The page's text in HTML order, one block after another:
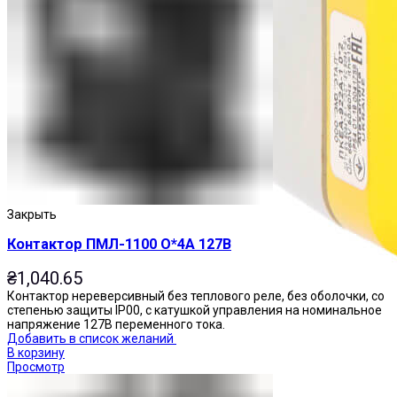
Посты управления
Закрыть
Контактор ПМЛ-1100 О*4А 127В
₴1,040.65
Контактор нереверсивный без теплового реле, без оболочки, со
степенью защиты IP00, с катушкой управления на номинальное
напряжение 127В переменного тока.
Добавить в список желаний
В корзину
Просмотр